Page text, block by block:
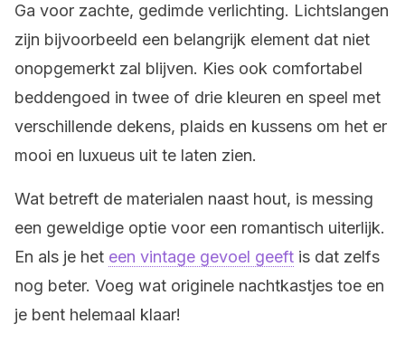
Ga voor zachte, gedimde verlichting. Lichtslangen
zijn bijvoorbeeld een belangrijk element dat niet
onopgemerkt zal blijven. Kies ook comfortabel
beddengoed in twee of drie kleuren en speel met
verschillende dekens, plaids en kussens om het er
mooi en luxueus uit te laten zien.
Wat betreft de materialen naast hout, is messing
een geweldige optie voor een romantisch uiterlijk.
En als je het een vintage gevoel geeft is dat zelfs
nog beter. Voeg wat originele nachtkastjes toe en
je bent helemaal klaar!